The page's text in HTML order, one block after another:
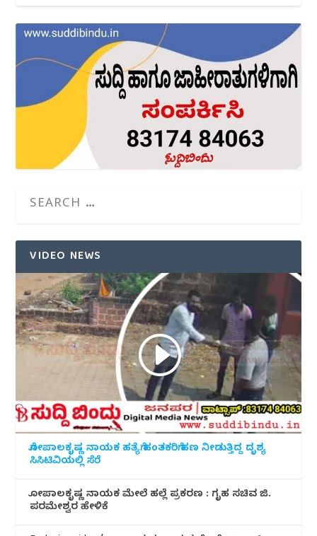
VIDEO NEWS
ಗೋಪಾಲಕೃಷ್ಣ ನಾಯಕ ಹತ್ಯೆಗೆ ಹಂತಕರಿಗೆ ಹಣ ನೀಡುತ್ತಿದ್ದ ದೃಶ್ಯ
ಸಿಸಿಟಿವಿಯಲ್ಲಿ ಸೆರೆ
ಗೋಪಾಲಕೃಷ್ಣ ನಾಯಕ ಮೇಲೆ ಹಲ್ಲೆ ಪ್ರಕರಣ : ಗೃಹ ಸಚಿವ ಜಿ.
ಪರಮೇಶ್ವರ ಹೇಳಿಕೆ